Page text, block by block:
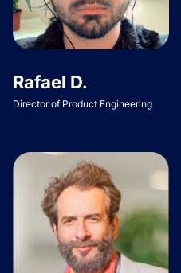
Rafael D.
Director of Product Engineering